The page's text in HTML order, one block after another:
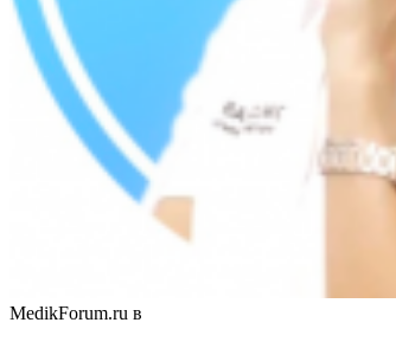
MedikForum.ru в